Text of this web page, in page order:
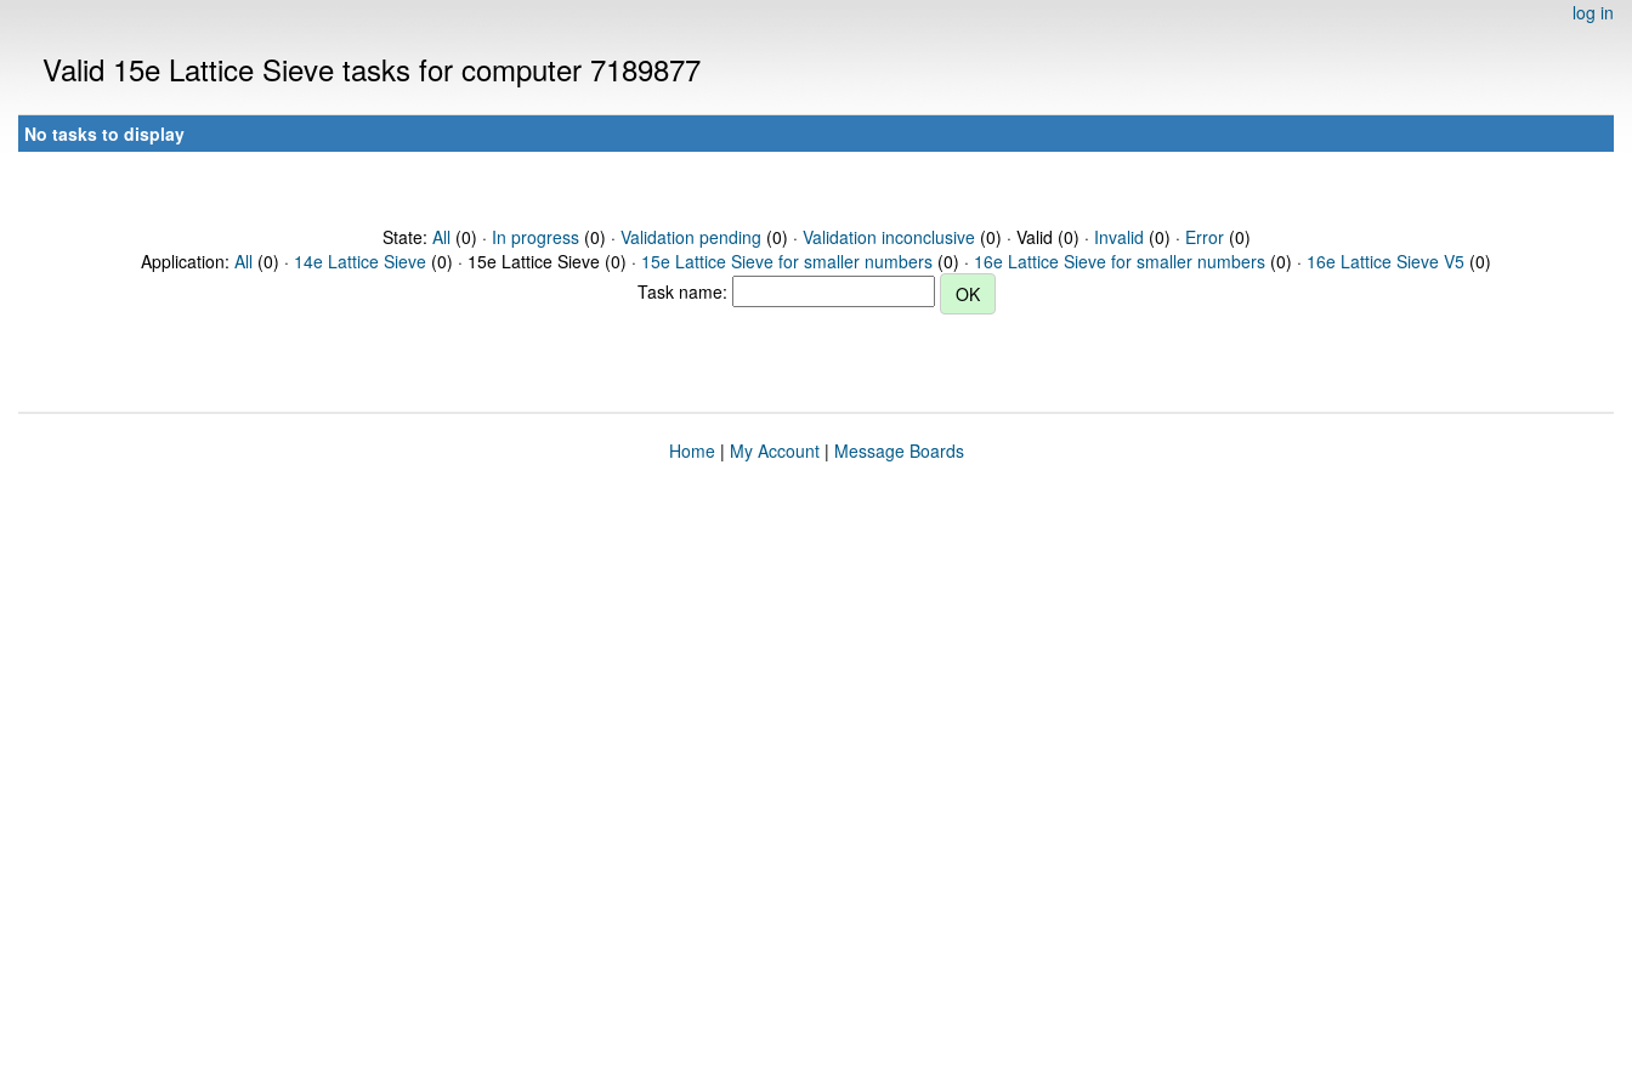
log in
Valid 15e Lattice Sieve tasks for computer 7189877
No tasks to display
State: All(0) · In progress(0) · Validation pending (0) · Validation inconclusive(0) · Valid (0) · Invalid (0) · Error(0)
Application: All (0) · 14e Lattice Sieve (0) · 15e Lattice Sieve (0) · 15e Lattice Sieve for smaller numbers (0) · 16e Lattice Sieve for smaller numbers (0) · 16e Lattice Sieve V5 (0)
Task name:
Home| My Account| Message Boards